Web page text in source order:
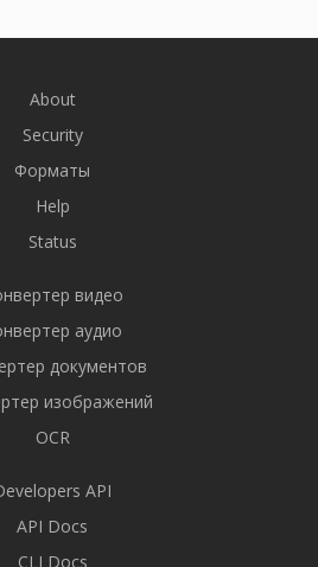
About
Security
Форматы
Help
Status
видео
аудио
документов
изображений
OCR
API
API Docs
CLI Docs